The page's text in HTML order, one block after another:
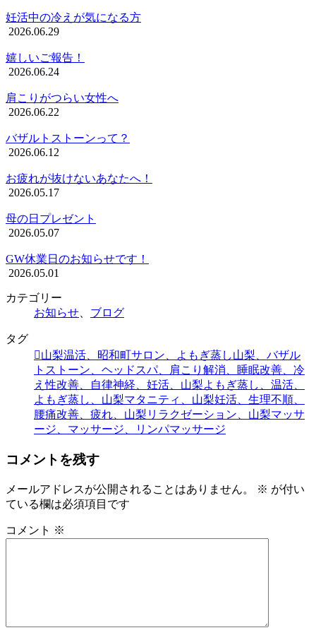
妊活中の冷えが気になる方
2026.06.29
嬉しいご報告！
2026.06.24
肩こりがつらい女性へ
2026.06.22
バザルトストーンって？
2026.06.12
お疲れが抜けないあなたへ！
2026.05.17
母の日プレゼント
2026.05.07
GW休業日のお知らせです！
2026.05.01
カテゴリー
お知らせ
ブログ
タグ
山梨温活、昭和町サロン、よもぎ蒸し山梨、バザル
トストーン、ヘッドスパ、肩こり解消、睡眠改善、冷
え性改善、自律神経、妊活、山梨よもぎ蒸し、温活、
よもぎ蒸し、山梨マタニティ、山梨妊活、生理不順、
腰痛改善、疲れ、山梨リラクゼーション、山梨マッサ
ージ、マッサージ、リンパマッサージ
コメントを残す
メールアドレスが公開されることはありません。 ※ が付い
ている欄は必須項目です
コメント ※